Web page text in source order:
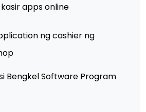
apps online
ng cashier ng
Bengkel Software Program